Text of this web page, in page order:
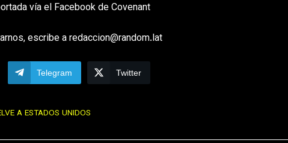
vía el Facebook de Covenant
escribe a redaccion@random.lat
Telegram Twitter
A ESTADOS UNIDOS